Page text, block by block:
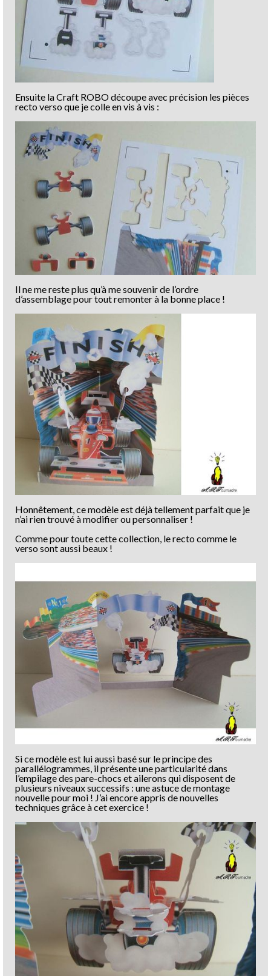
Ensuite la Craft ROBO découpe avec précision les pièces
recto verso que je colle en vis à vis :
Il ne me reste plus qu’à me souvenir de l’ordre
d’assemblage pour tout remonter à la bonne place !
Honnêtement, ce modèle est déjà tellement parfait que je
n’ai rien trouvé à modifier ou personnaliser !
Comme pour toute cette collection, le recto comme le
verso sont aussi beaux !
Si ce modèle est lui aussi basé sur le principe des
parallélogrammes, il présente une particularité dans
l’empilage des pare-chocs et ailerons qui disposent de
plusieurs niveaux successifs : une astuce de montage
nouvelle pour moi ! J’ai encore appris de nouvelles
techniques grâce à cet exercice !